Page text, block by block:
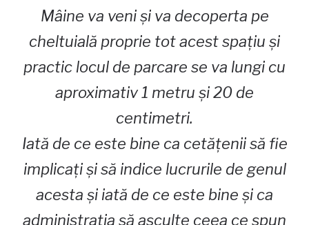
Mâine va veni și va decoperta pe
cheltuială proprie tot acest spațiu și
practic locul de parcare se va lungi cu
aproximativ 1 metru și 20 de
centimetri.
Iată de ce este bine ca cetățenii să fie
implicați și să indice lucrurile de genul
acesta și iată de ce este bine și ca
administrația să asculte ceea ce spun